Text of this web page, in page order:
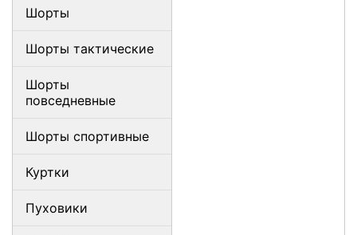
Шорты
Шорты тактические
Шорты
повседневные
Шорты спортивные
Куртки
Пуховики